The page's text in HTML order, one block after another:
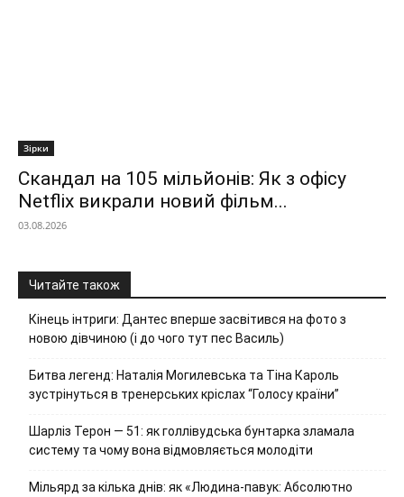
Зірки
Скандал на 105 мільйонів: Як з офісу
Netflix викрали новий фільм...
03.08.2026
Читайте також
Кінець інтриги: Дантес вперше засвітився на фото з
новою дівчиною (і до чого тут пес Василь)
Битва легенд: Наталія Могилевська та Тіна Кароль
зустрінуться в тренерських кріслах “Голосу країни”
Шарліз Терон — 51: як голлівудська бунтарка зламала
систему та чому вона відмовляється молодіти
Мільярд за кілька днів: як «Людина-павук: Абсолютно